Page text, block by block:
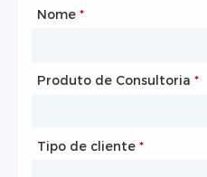
Nome *
Produto de Consultoria *
Tipo de cliente *
Tipo de parceria
Nome*
Nome da empresa